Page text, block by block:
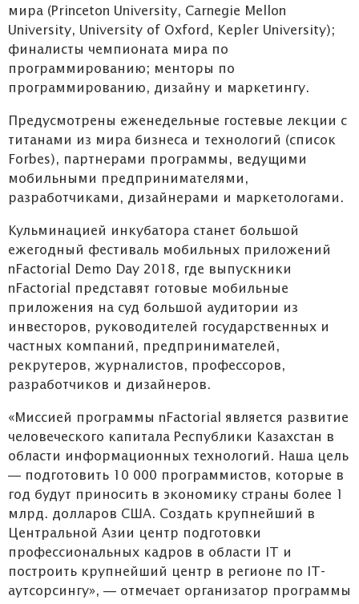
мира (Princeton University, Carnegie Mellon
University, University of Oxford, Kepler University);
финалисты чемпионата мира по
программированию; менторы по
программированию, дизайну и маркетингу.
Предусмотрены еженедельные гостевые лекции с
титанами из мира бизнеса и технологий (список
Forbes), партнерами программы, ведущими
мобильными предпринимателями,
разработчиками, дизайнерами и маркетологами.
Кульминацией инкубатора станет большой
ежегодный фестиваль мобильных приложений
nFactorial Demo Day 2018, где выпускники
nFactorial представят готовые мобильные
приложения на суд большой аудитории из
инвесторов, руководителей государственных и
частных компаний, предпринимателей,
рекрутеров, журналистов, профессоров,
разработчиков и дизайнеров.
«Миссией программы nFactorial является развитие
человеческого капитала Республики Казахстан в
области информационных технологий. Наша цель
— подготовить 10 000 программистов, которые в
год будут приносить в экономику страны более 1
млрд. долларов США. Создать крупнейший в
Центральной Азии центр подготовки
профессиональных кадров в области IT и
построить крупнейший центр в регионе по IT-
аутсорсингу», — отмечает организатор программы